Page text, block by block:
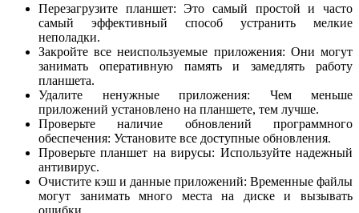
Перезагрузите планшет: Это самый простой и часто
самый эффективный способ устранить мелкие
неполадки.
Закройте все неиспользуемые приложения: Они могут
занимать оперативную память и замедлять работу
планшета.
Удалите ненужные приложения: Чем меньше
приложений установлено на планшете, тем лучше.
Проверьте наличие обновлений программного
обеспечения: Установите все доступные обновления.
Проверьте планшет на вирусы: Используйте надежный
антивирус.
Очистите кэш и данные приложений: Временные файлы
могут занимать много места на диске и вызывать
ошибки.